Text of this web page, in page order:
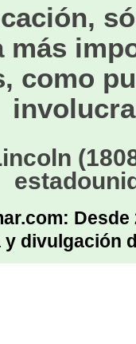
más
como
y divulgación